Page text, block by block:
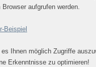
Browser aufgrufen werden.
Beispiel
Ihnen möglich Zugriffe
Erkenntnisse zu optimieren!